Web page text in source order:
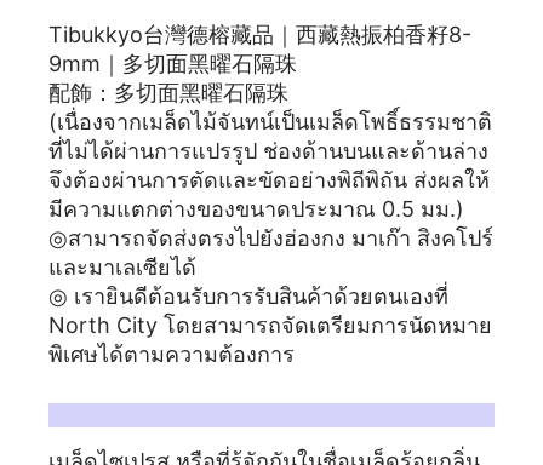
Tibukkyo台灣德榕藏品｜西藏熱振柏香籽8-
9mm｜多切面黑曜石隔珠
配飾：多切面黑曜石隔珠
(เนื่องจากเมล็ดไม้จันทน์เป็นเมล็ดโพธิ์ธรรมชาติ
ที่ไม่ได้ผ่านการแปรรูป ช่องด้านบนและด้านล่าง
จึงต้องผ่านการตัดและขัดอย่างพิถีพิถัน ส่งผลให้
มีความแตกต่างของขนาดประมาณ 0.5 มม.)
◎สามารถจัดส่งตรงไปยังฮ่องกง มาเก๊า สิงคโปร์
และมาเลเซียได้
◎ เรายินดีต้อนรับการรับสินค้าด้วยตนเองที่
North City โดยสามารถจัดเตรียมการนัดหมาย
พิเศษได้ตามความต้องการ